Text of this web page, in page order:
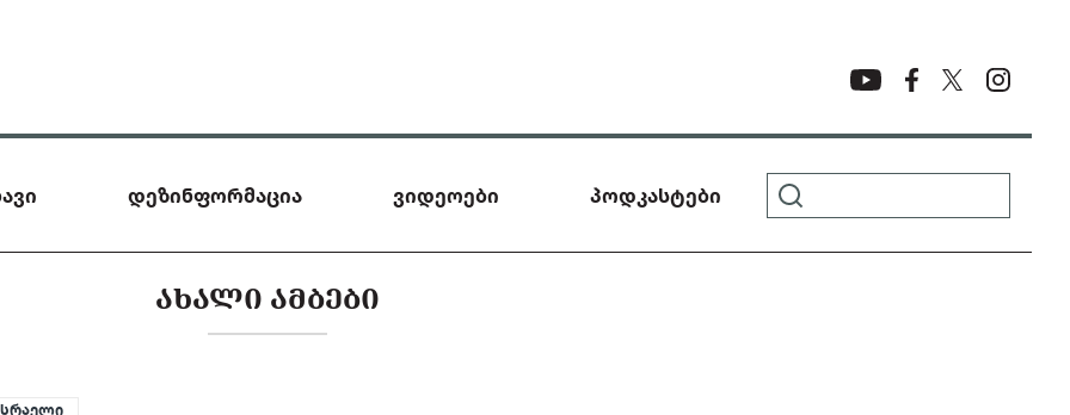
დეზინფორმაცია ვიდეოები პოდკასტები
ᲐᲮᲐᲚᲘ ᲐᲛᲑᲔᲑᲘ